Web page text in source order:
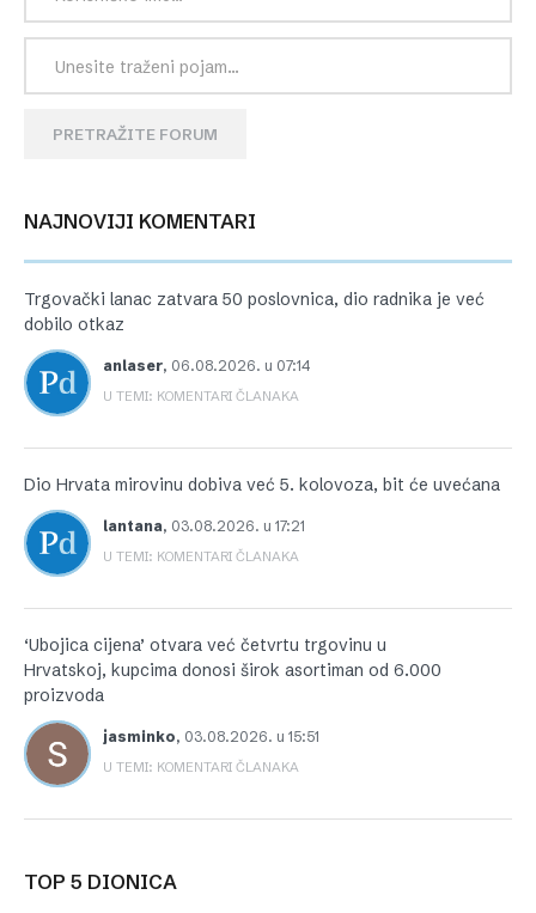
PRETRAŽITE FORUM
NAJNOVIJI KOMENTARI
Trgovački lanac zatvara 50 poslovnica, dio radnika je već
dobilo otkaz
anlaser, 06.08.2026. u 07:14
U TEMI: KOMENTARI ČLANAKA
Dio Hrvata mirovinu dobiva već 5. kolovoza, bit će uvećana
lantana, 03.08.2026. u 17:21
U TEMI: KOMENTARI ČLANAKA
‘Ubojica cijena’ otvara već četvrtu trgovinu u
Hrvatskoj, kupcima donosi širok asortiman od 6.000
proizvoda
jasminko, 03.08.2026. u 15:51
U TEMI: KOMENTARI ČLANAKA
TOP 5 DIONICA